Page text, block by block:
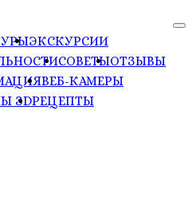
ЭКСКУРСИИ
СОВЕТЫОТЗЫВЫ
ВЕБ-КАМЕРЫ
ЗDРЕЦЕПТЫ